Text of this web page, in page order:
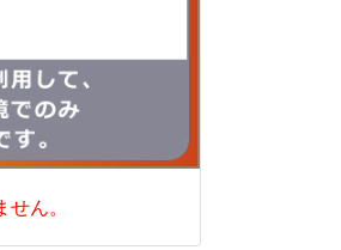
ん。